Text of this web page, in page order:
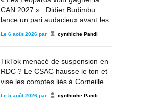
CAN 2027 » : Didier Budimbu
lance un pari audacieux avant les
éliminatoires
Le 6 août 2026 par cynthiche Pandi
TikTok menacé de suspension en
RDC ? Le CSAC hausse le ton et
vise les comptes liés à Corneille
Nangaa, au M23 et à l’AFC
Le 5 août 2026 par cynthiche Pandi